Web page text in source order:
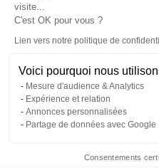
visite...
C'est OK pour vous ?
Lien vers notre politique de
Voici pourquoi nous
Mesure d'audience & Analytics
Expérience et relation
Annonces personnalisées
Partage de données avec Google
Consentements
0
© Pier Import2026